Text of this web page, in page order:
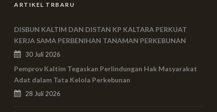
ARTIKEL TRBARU
DISBUN KALTIM DAN DISTAN KP KALTARA PERKUAT
KERJA SAMA PERBENIHAN TANAMAN PERKEBUNAN
30 Juli 2026
Pemprov Kaltim Tegaskan Perlindungan Hak Masyarakat
Adat dalam Tata Kelola Perkebunan
28 Juli 2026